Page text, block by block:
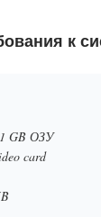
к
GB ОЗУ
card